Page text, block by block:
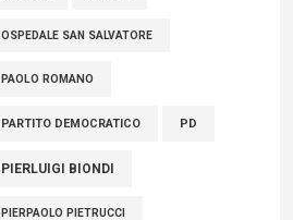
OSPEDALE SAN SALVATORE
PAOLO ROMANO
PARTITO DEMOCRATICO PD
PIERLUIGI BIONDI
PIERPAOLO PIETRUCCI